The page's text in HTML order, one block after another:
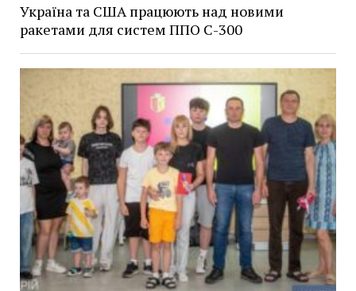
Україна та США працюють над новими
ракетами для систем ППО С-300